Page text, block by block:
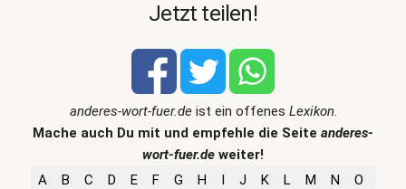
Jetzt teilen!
anderes-wort-fuer.deist ein offenes Lexikon.
Mache auch Du mit und empfehle die Seite anderes-
wort-fuer.de weiter!
A
B C D E F G H I J K L M N
O